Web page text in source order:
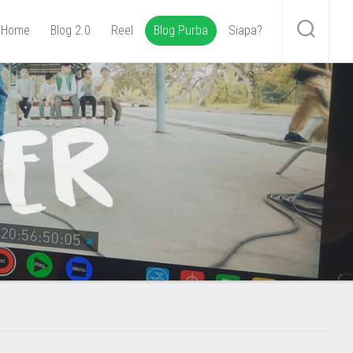
Home Blog 2.0 Reel Blog Purba Siapa?